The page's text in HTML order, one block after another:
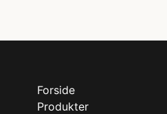
Forside
Produkter